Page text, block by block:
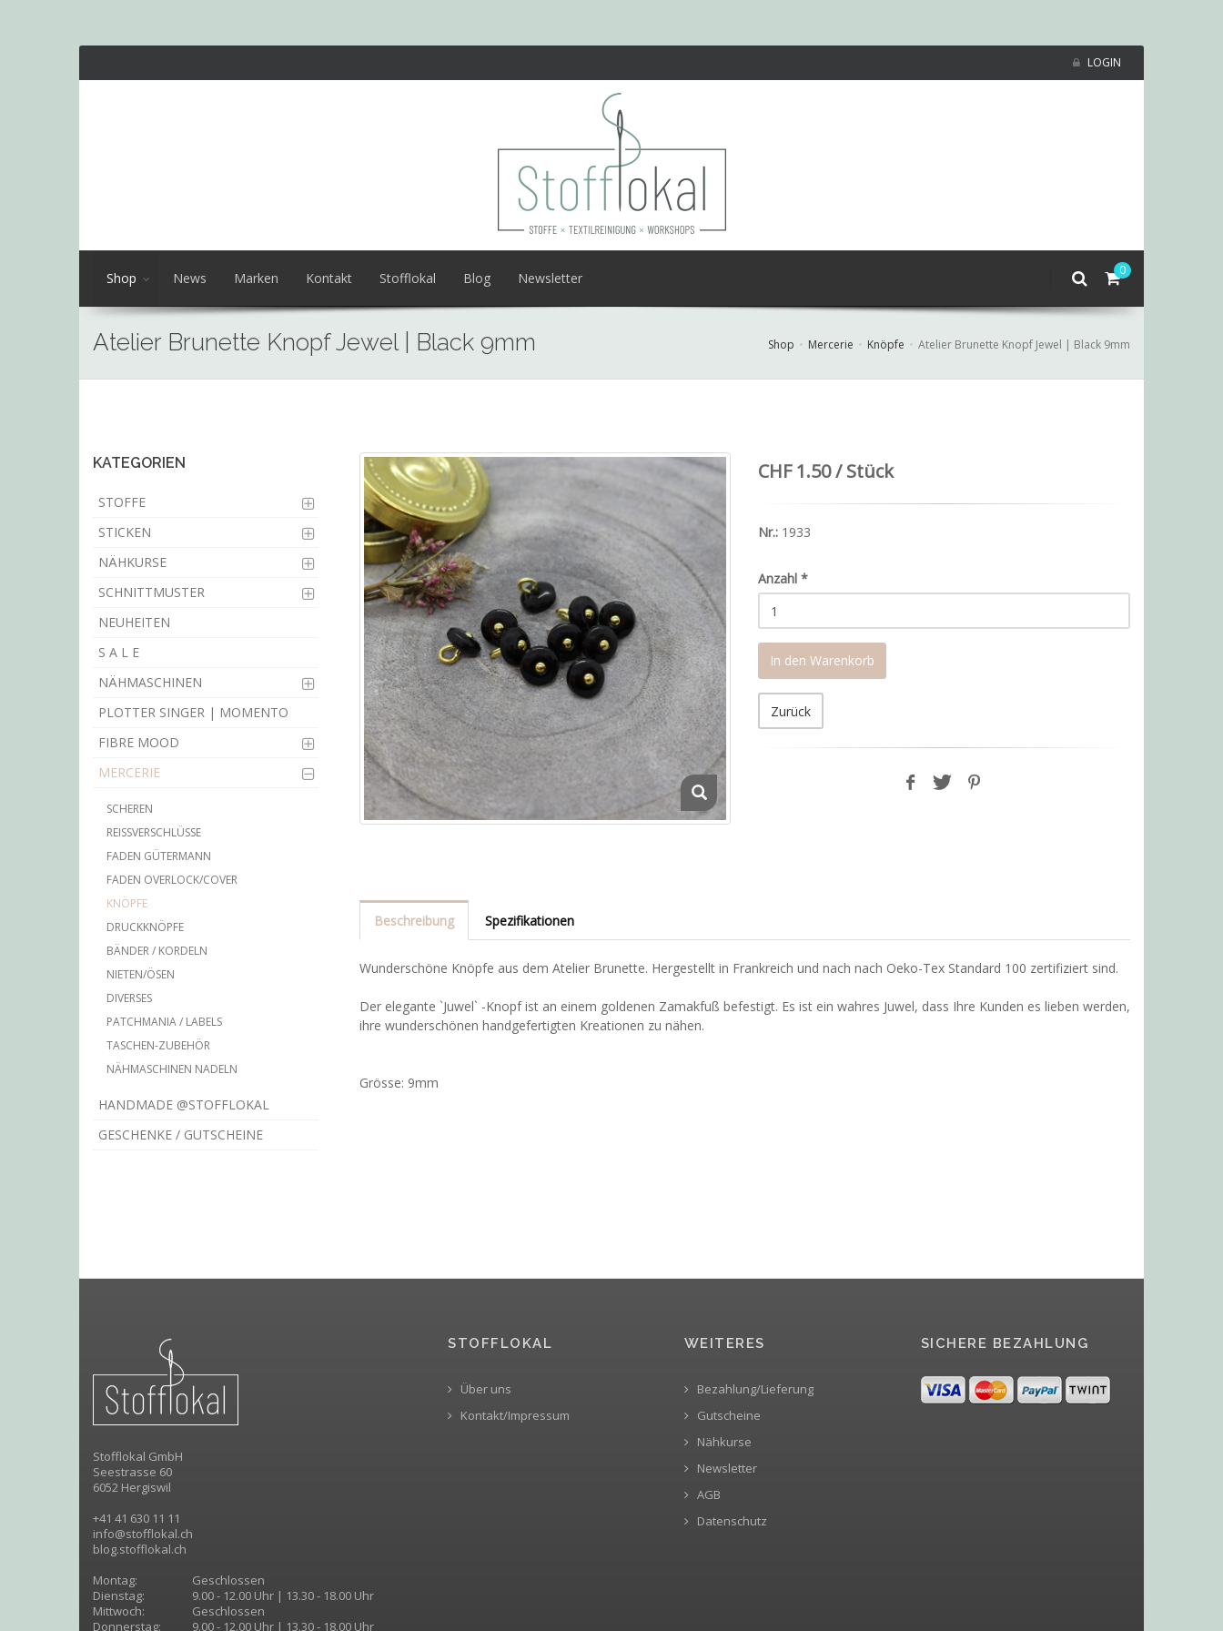
LOGIN
0
Shop News Marken Kontakt Stofflokal Blog Newsletter
Atelier Brunette Knopf Jewel | Black 9mm Shop Mercerie Knöpfe Atelier Brunette Knopf Jewel | Black 9mm
KATEGORIEN
STOFFE
STICKEN
NÄHKURSE
SCHNITTMUSTER
NEUHEITEN
S A L E
NÄHMASCHINEN
PLOTTER SINGER | MOMENTO
FIBRE MOOD
MERCERIE
SCHEREN
REISSVERSCHLÜSSE
FADEN GÜTERMANN
FADEN OVERLOCK/COVER
KNÖPFE
DRUCKKNÖPFE
BÄNDER / KORDELN
NIETEN/ÖSEN
DIVERSES
PATCHMANIA / LABELS
TASCHEN-ZUBEHÖR
NÄHMASCHINEN NADELN
HANDMADE @STOFFLOKAL
GESCHENKE / GUTSCHEINE
CHF 1.50 / Stück
Nr.: 1933
Anzahl *
In den Warenkorb
Zurück
Beschreibung Spezifikationen
Wunderschöne Knöpfe aus dem Atelier Brunette. Hergestellt in Frankreich und nach nach Oeko-Tex Standard 100 zertifiziert sind.
Der elegante `Juwel` -Knopf ist an einem goldenen Zamakfuß befestigt. Es ist ein wahres Juwel, dass Ihre Kunden es lieben werden,
ihre wunderschönen handgefertigten Kreationen zu nähen.
Grösse: 9mm
Stofflokal GmbH
Seestrasse 60
6052 Hergiswil
+41 41 630 11 11
info@stofflokal.ch
blog.stofflokal.ch
Montag:
Geschlossen
Dienstag:
9.00 - 12.00 Uhr | 13.30 - 18.00 Uhr
Mittwoch:
Geschlossen
Donnerstag:
9.00 - 12.00 Uhr | 13.30 - 18.00 Uhr
STOFFLOKAL
Über uns
Kontakt/Impressum
WEITERES
Bezahlung/Lieferung
Gutscheine
Nähkurse
Newsletter
AGB
Datenschutz
SICHERE BEZAHLUNG